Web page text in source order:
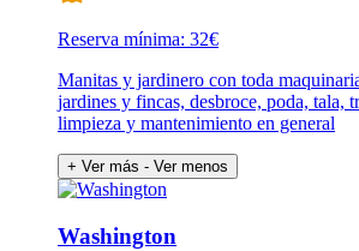
Reserva mínima: 32€
Manitas y jardinero con toda
jardines y fincas, desbroce, poda, tala,
limpieza y mantenimiento en general
+ Ver más - Ver menos
Washington